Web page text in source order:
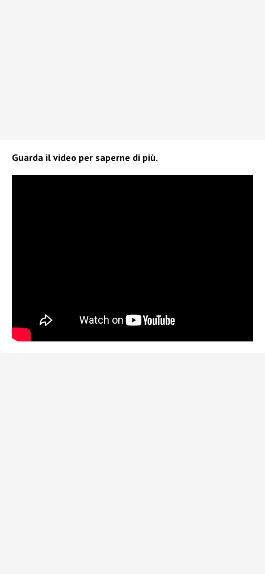
Guarda il video per saperne di più.